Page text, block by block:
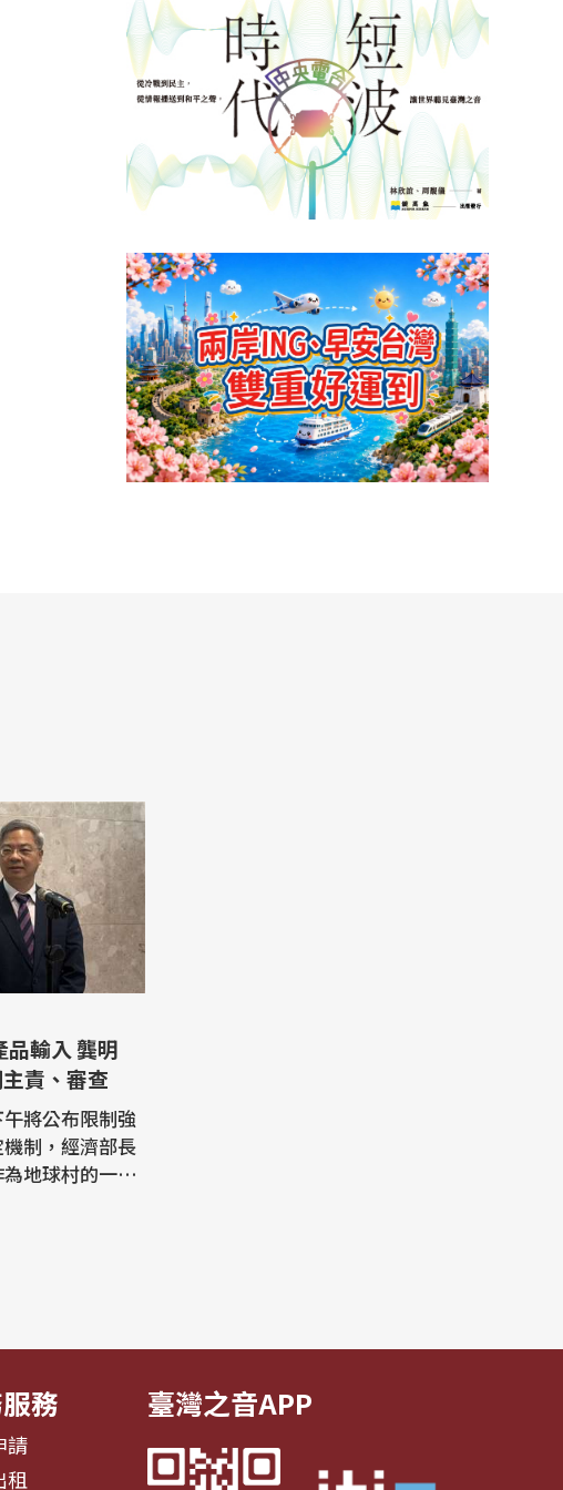
責、審查
將公布限制強
制，經濟部長
地球村的一
迫勞動產品輸
務
請
租
臺灣之音APP